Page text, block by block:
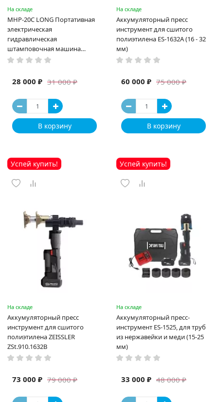
На складе
MHP-20C LONG Портативная
электрическая
гидравлическая
штамповочная машина
высокая мощность и мощный
машина
31 000 ₽
28 000 ₽
В корзину
На складе
Аккумуляторный пресс
инструмент для сшитого
полиэтилена ES-1632A (16 - 32
мм)
75 000 ₽
60 000 ₽
В корзину
Успей купить!
На складе
Аккумуляторный пресс
инструмент для сшитого
полиэтилена ZEISSLER
ZSt.910.1632B
79 000 ₽
73 000 ₽
Успей купить!
На складе
Аккумуляторный пресс-
инструмент ES-1525, для труб
из нержавейки и меди (15-25
мм)
48 000 ₽
33 000 ₽